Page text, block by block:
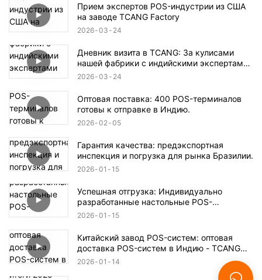
Прием экспертов POS-индустрии из США
на заводе TCANG Factory
2026 03 24
Дневник визита в TCANG: За кулисами
нашей фабрики с индийскими экспертами
по программному обеспечению для
2026 03 24
Оптовая поставка: 400 POS-терминалов
готовы к отправке в Индию.
2026 02 05
Гарантия качества: предэкспортная
инспекция и погрузка для рынка Бразилии.
2026 01 15
Успешная отгрузка: Индивидуально
разработанные настольные POS-
терминалы A10 в Саудовскую Аравию.
2026 01 15
Китайский завод POS-систем: оптовая
доставка POS-систем в Индию - TCANG
Technology
2026 01 14